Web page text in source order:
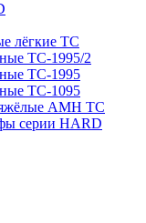
лёгкие ТС
ТС-1995/2
TC-1995
TC-1095
AMH TC
серии HARD